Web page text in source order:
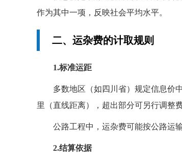
作为其中一项，反映社会平均水平。
二、运杂费的计取规则
1.标准运距
多数地区（如四川省）规定信息价
里（直线距离），超出部分可另行调整费
公路工程中，运杂费可能按公路运
2.结算依据